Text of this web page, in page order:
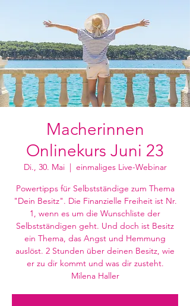
Macherinnen
Onlinekurs Juni 23
Di., 30. Mai
  |
einmaliges Live-Webinar
Powertipps für Selbstständige zum Thema
"Dein Besitz". Die Finanzielle Freiheit ist Nr.
1, wenn es um die Wunschliste der
Selbstständigen geht. Und doch ist Besitz
ein Thema, das Angst und Hemmung
auslöst. 2 Stunden über deinen Besitz, wie
er zu dir kommt und was dir zusteht.
Milena Haller